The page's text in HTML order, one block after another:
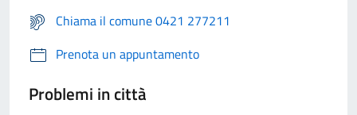
Chiama il comune 0421 277211
Prenota un appuntamento
Problemi in città